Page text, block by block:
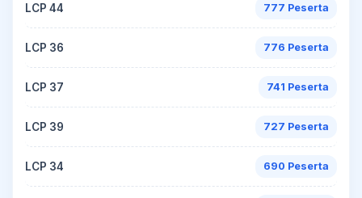
LCP 44 777 Peserta
LCP 36 776 Peserta
LCP 37 741 Peserta
LCP 39 727 Peserta
LCP 34 690 Peserta